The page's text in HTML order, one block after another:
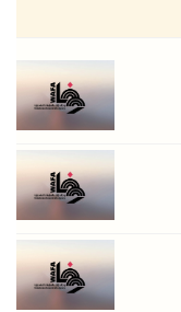
في ...
طولكرم ...